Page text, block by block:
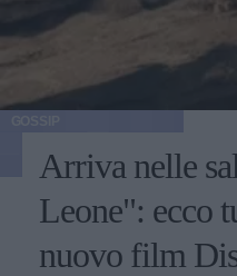
Arriva nelle
Leone": ecco
nuovo film